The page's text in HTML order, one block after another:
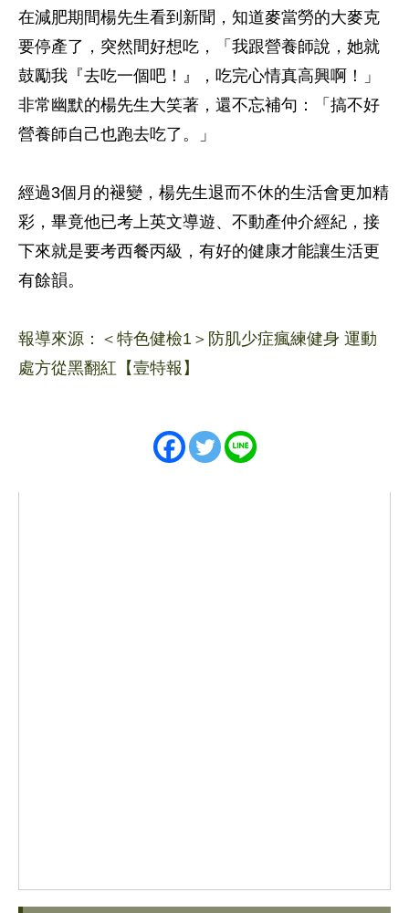
在減肥期間楊先生看到新聞，知道麥當勞的大麥克
要停產了，突然間好想吃，「我跟營養師說，她就
鼓勵我『去吃一個吧！』，吃完心情真高興啊！」
非常幽默的楊先生大笑著，還不忘補句：「搞不好
營養師自己也跑去吃了。」
經過3個月的褪變，楊先生退而不休的生活會更加精
彩，畢竟他已考上英文導遊、不動產仲介經紀，接
下來就是要考西餐丙級，有好的健康才能讓生活更
有餘韻。
報導來源：＜特色健檢1＞防肌少症瘋練健身 運動
處方從黑翻紅【壹特報】